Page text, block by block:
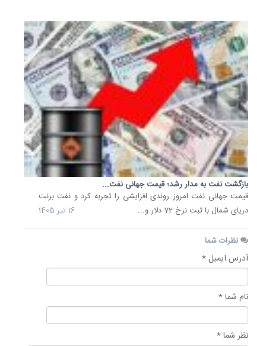
بازگشت نفت به مدار رشد؛ قیمت جهانی نفت...
قیمت جهانی نفت امروز روندی افزایشی را تجربه کرد و نفت برنت
دریای شمال با ثبت نرخ 72 دلار و...
16 تیر 1405
نظرات شما
آدرس ایمیل *
نام شما *
نظر شما *